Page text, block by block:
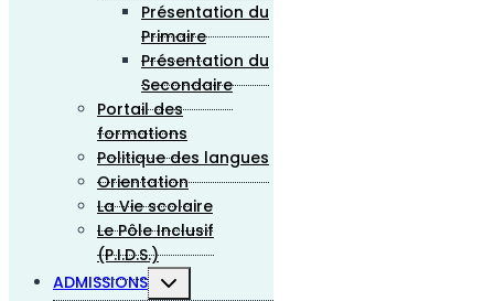
Présentation du
Primaire
Présentation du
Secondaire
Portail des
formations
Politique des langues
Orientation
La Vie scolaire
Le Pôle Inclusif
(P.I.D.S.)
ADMISSIONS